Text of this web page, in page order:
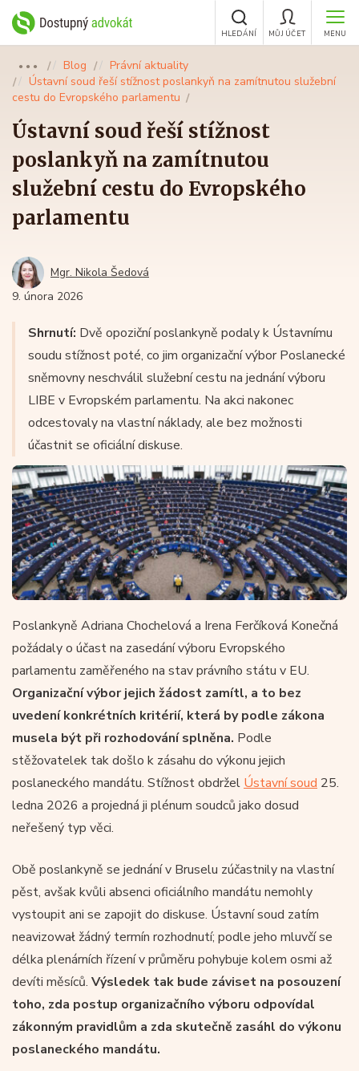
MENU
MŮJ ÚČET
HLEDÁNÍ
●●● Blog
Právní aktuality
Ústavní soud řeší stížnost poslankyň na zamítnutou služební
cestu do Evropského parlamentu
Ústavní soud řeší stížnost
poslankyň na zamítnutou
služební cestu do Evropského
parlamentu
Mgr. Nikola Šedová
9. února 2026
Shrnutí: Dvě opoziční poslankyně podaly k Ústavnímu
soudu stížnost poté, co jim organizační výbor Poslanecké
sněmovny neschválil služební cestu na jednání výboru
LIBE v Evropském parlamentu. Na akci nakonec
odcestovaly na vlastní náklady, ale bez možnosti
účastnit se oficiální diskuse.
Poslankyně Adriana Chochelová a Irena Ferčíková Konečná
požádaly o účast na zasedání výboru Evropského
parlamentu zaměřeného na stav právního státu v EU.
Organizační výbor jejich žádost zamítl, a to bez
uvedení konkrétních kritérií, která by podle zákona
musela být při rozhodování splněna. Podle
stěžovatelek tak došlo k zásahu do výkonu jejich
poslaneckého mandátu. Stížnost obdržel Ústavní soud 25.
ledna 2026 a projedná ji plénum soudců jako dosud
neřešený typ věci.
Obě poslankyně se jednání v Bruselu zúčastnily na vlastní
pěst, avšak kvůli absenci oficiálního mandátu nemohly
vystoupit ani se zapojit do diskuse. Ústavní soud zatím
neavizował žádný termín rozhodnutí; podle jeho mluvčí se
délka plenárních řízení v průměru pohybuje kolem osmi až
devíti měsíců. Výsledek tak bude záviset na posouzení
toho, zda postup organizačního výboru odpovídal
zákonným pravidlům a zda skutečně zasáhl do výkonu
poslaneckého mandátu.